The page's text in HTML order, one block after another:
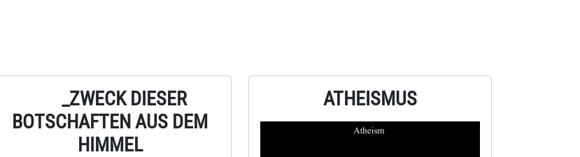
_ZWECK DIESER
BOTSCHAFTEN AUS DEM
HIMMEL
ATHEISMUS